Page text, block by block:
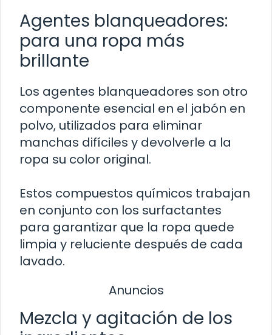
Agentes blanqueadores:
para una ropa más
brillante
Los agentes blanqueadores son otro
componente esencial en el jabón en
polvo, utilizados para eliminar
manchas difíciles y devolverle a la
ropa su color original.
Estos compuestos químicos trabajan
en conjunto con los surfactantes
para garantizar que la ropa quede
limpia y reluciente después de cada
lavado.
Anuncios
Mezcla y agitación de los